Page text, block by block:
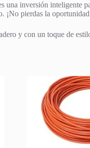
inversión inteligente
¡No pierdas la
y con un toque de